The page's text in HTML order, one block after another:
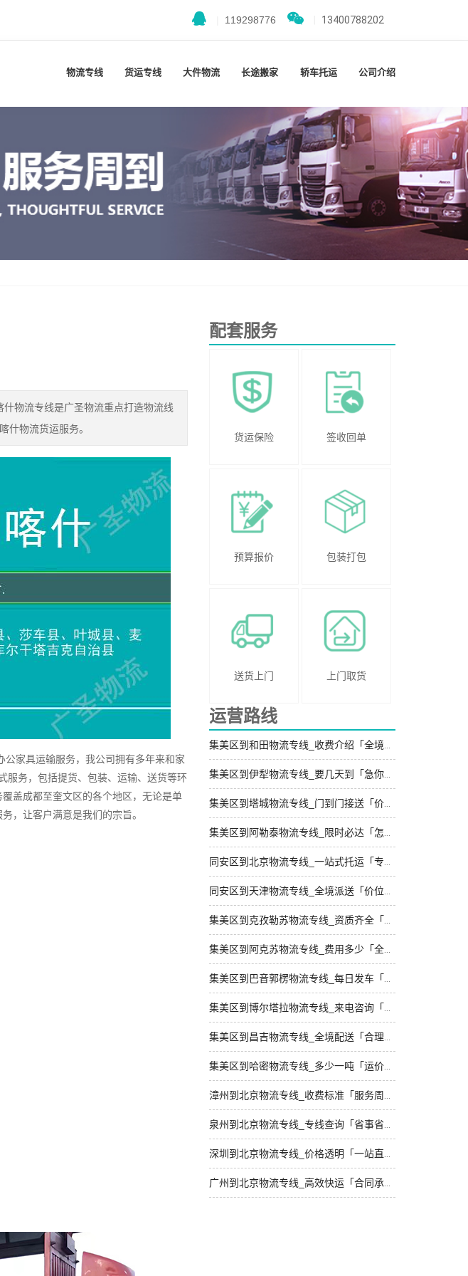
119298776 13400788202
物流专线 货运专线 大件物流 长途搬家 轿车托运 公司介绍
物流专线是广圣物流重点打造物流线
什物流货运服务。
家具运输服务，我公司拥有多年来和家
服务，包括提货、包装、运输、送货等环
盖成都至奎文区的各个地区，无论是单
，让客户满意是我们的宗旨。
配套服务
货运保险 签收回单
预算报价 包装打包
送货上门 上门取货
运营路线
集美区到和田物流专线_收费介绍「全境配送」
集美区到伊犁物流专线_要几天到「急你所需」
集美区到塔城物流专线_门到门接送「价格透明」
集美区到阿勒泰物流专线_限时必达「怎么收费」
同安区到北京物流专线_一站式托运「专业调车」
同安区到天津物流专线_全境派送「价位合理」
集美区到克孜勒苏物流专线_资质齐全「上门提货」
集美区到阿克苏物流专线_费用多少「全程直达」
集美区到巴音郭楞物流专线_每日发车「市县派送」
集美区到博尔塔拉物流专线_来电咨询「直达到站」
集美区到昌吉物流专线_全境配送「合理收费」
集美区到哈密物流专线_多少一吨「运价查询」
漳州到北京物流专线_收费标准「服务周到」
泉州到北京物流专线_专线查询「省事省心」
深圳到北京物流专线_价格透明「一站直达」
广州到北京物流专线_高效快运「合同承运」